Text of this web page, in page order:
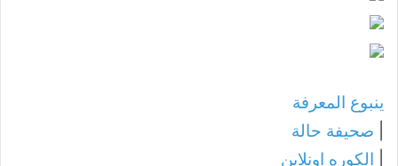
ينبوع المعرفة
صحيفة حالة
الكوره اونلاين